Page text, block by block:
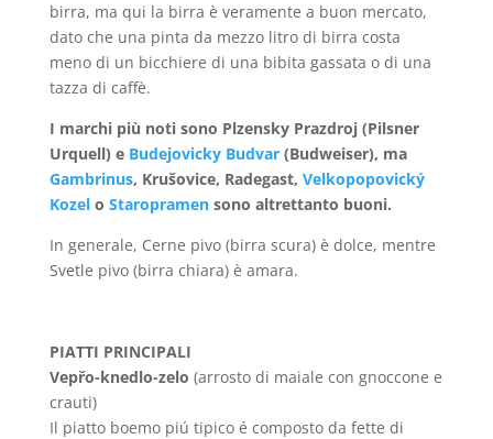
birra, ma qui la birra è veramente a buon mercato,
dato che una pinta da mezzo litro di birra costa
meno di un bicchiere di una bibita gassata o di una
tazza di caffè.
I marchi più noti sono Plzensky Prazdroj (Pilsner
Urquell) e Budejovicky Budvar(Budweiser), ma
Gambrinus, Krušovice, Radegast, Velkopopovický
Kozelo Staropramensono altrettanto buoni.
In generale, Cerne pivo (birra scura) è dolce, mentre
Svetle pivo (birra chiara) è amara.
PIATTI PRINCIPALI
Vepřo-knedlo-zelo (arrosto di maiale con gnoccone e
crauti)
Il piatto boemo piú tipico é composto da fette di